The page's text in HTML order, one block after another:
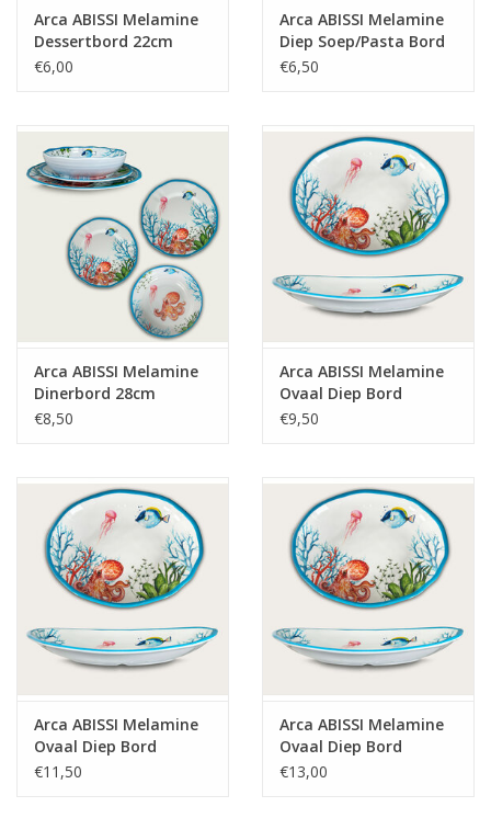
Arca ABISSI Melamine
Dessertbord 22cm
€6,00
Arca ABISSI Melamine
Diep Soep/Pasta Bord
20cm
€6,50
Arca ABISSI Melamine
Dinerbord 28cm
€8,50
Arca ABISSI Melamine
Ovaal Diep Bord
23x17x4cm
€9,50
Arca ABISSI Melamine
Ovaal Diep Bord
28x23x5cm
€11,50
Arca ABISSI Melamine
Ovaal Diep Bord
36x28x5,5cm
€13,00